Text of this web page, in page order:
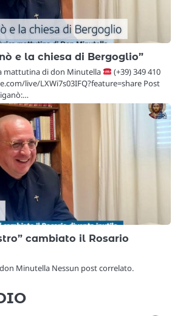
e la chiesa di Bergoglio”
mattutina di don Minutella
(+39) 349 410
live/LXWi7s03IFQ?feature=share Post
cambiato il Rosario
Minutella Nessun post correlato.